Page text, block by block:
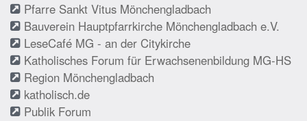
Pfarre Sankt Vitus Mönchengladbach
Bauverein Hauptpfarrkirche Mönchengladbach e.V.
LeseCafé MG - an der Citykirche
Katholisches Forum für Erwachsenenbildung MG-HS
Region Mönchengladbach
katholisch.de
Publik Forum